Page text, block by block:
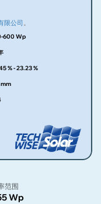
限公司 。
600 Wp
% - 23.23 %
范围
Wp